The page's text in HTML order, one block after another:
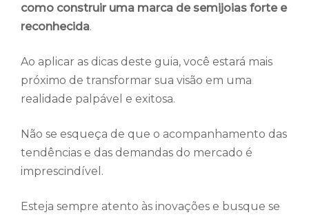
como construir uma marca de semijoias forte e
reconhecida.
Ao aplicar as dicas deste guia, você estará mais
próximo de transformar sua visão em uma
realidade palpável e exitosa.
Não se esqueça de que o acompanhamento das
tendências e das demandas do mercado é
imprescindível.
Esteja sempre atento às inovações e busque se